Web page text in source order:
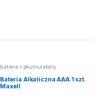
baterie i akumulatory
Bateria Alkaliczna AAA 1 szt.
Maxell